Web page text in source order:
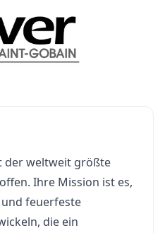
der weltweit größte
Ihre Mission ist es,
feuerfeste
die ein